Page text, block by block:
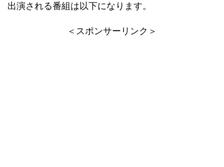
出演される番組は以下になります。
＜スポンサーリンク＞